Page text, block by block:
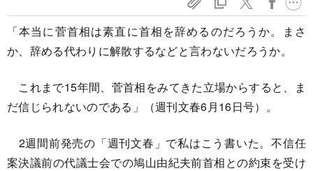
「本当に菅首相は素直に首相を辞めるのだろうか。まさ
か、辞める代わりに解散するなどと言わないだろうか。
これまで15年間、菅首相をみてきた立場からすると、ま
だ信じられないのである」（週刊文春6月16日号）。
2週間前発売の「週刊文春」で私はこう書いた。不信任
案決議前の代議士会での鳩山由紀夫前首相との約束を受け